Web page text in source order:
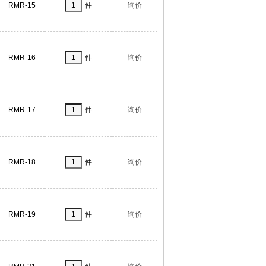
RMR-15 件 询价
RMR-16 件 询价
RMR-17 件 询价
RMR-18 件 询价
RMR-19 件 询价